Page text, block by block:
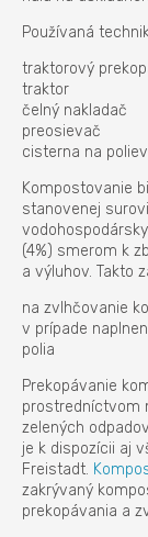
Používaná
traktorový
traktor
čelný nakladač
preosievač
cisterna na
Kompostovanie
stanovenej
(4%) smerom k
a výluhov. Takto
na zvlhčovanie
v prípade
polia
Prekopávanie
prostredníctvom
zelených
je k dispozícii aj
Freistadt.
zakrývaný
prekopávania a